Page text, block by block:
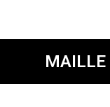
MAILLE